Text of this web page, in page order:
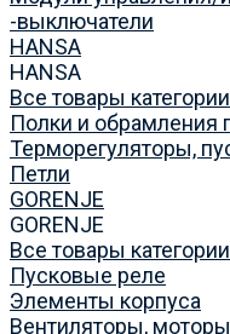
-выключатели
HANSA
HANSA
Все товары категории
Полки и обрамления
Терморегуляторы,
Петли
GORENJE
GORENJE
Все товары категории
Пусковые реле
Элементы корпуса
Вентиляторы,